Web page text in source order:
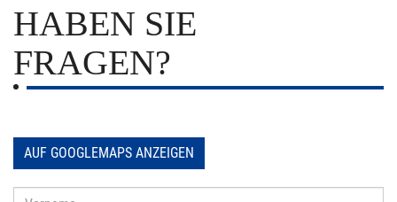
HABEN SIE
FRAGEN?
AUF GOOGLEMAPS ANZEIGEN